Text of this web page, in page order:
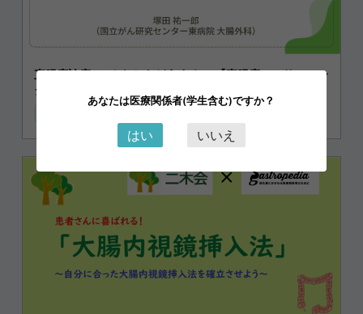
直腸癌診療 “こんなときどうする!?”【直腸癌コンサルテー
ションサービス CONNECT-RC のご紹介】
あなたは医療関係者(学生含む)ですか？
はい いいえ